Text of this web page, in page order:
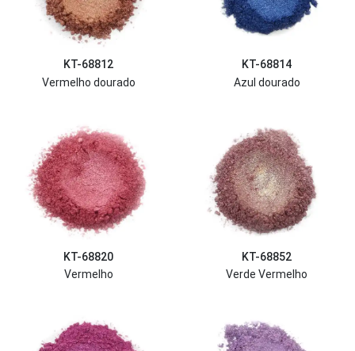
KT-68812
Vermelho dourado
KT-68814
Azul dourado
KT-68820
Vermelho
KT-68852
Verde Vermelho